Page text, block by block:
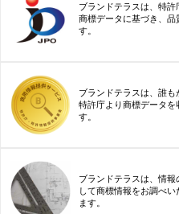
ブランドテラスは、特
商標データに基づき、品
す。
ブランドテラスは、誰も
特許庁より商標データを
す。
ブランドテラスは、情
して商標情報をお調べ
ます。